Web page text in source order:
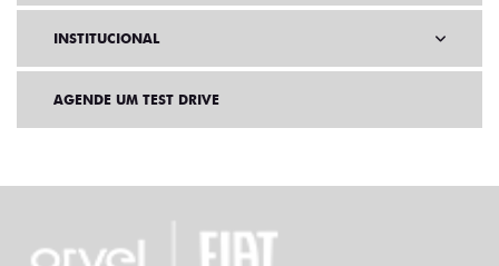
INSTITUCIONAL
AGENDE UM TEST DRIVE